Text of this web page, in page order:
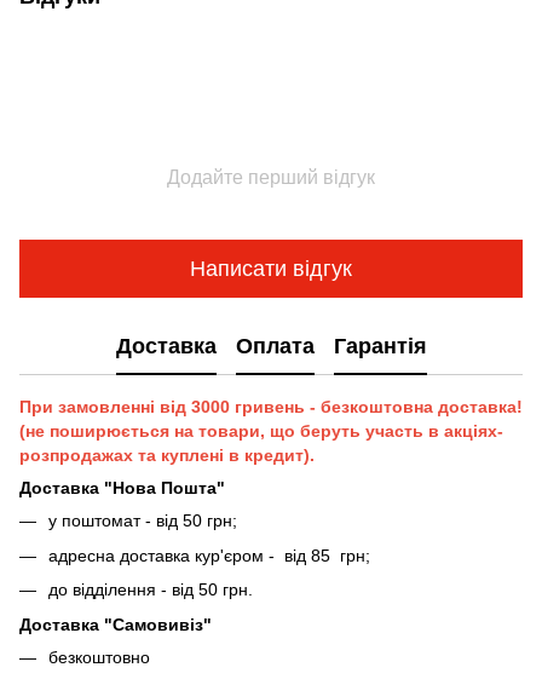
Додайте перший відгук
Написати відгук
Доставка Оплата Гарантія
При замовленні від 3000 гривень - безкоштовна доставка!
(не поширюється на товари, що беруть участь в акціях-
розпродажах та куплені в кредит).
Доставка "Нова Пошта"
у поштомат - від 50 грн;
адресна доставка кур'єром - від 85 грн;
до відділення - від 50 грн.
Доставка "Самовивіз"
безкоштовно